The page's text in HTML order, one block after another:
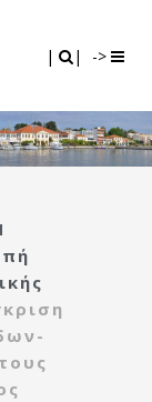
| | ->